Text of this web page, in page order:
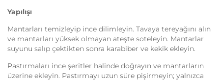
Yapılışı
Mantarları temizleyip ince dilimleyin. Tavaya tereyağını alın
ve mantarları yüksek olmayan ateşte soteleyin. Mantarlar
suyunu salıp çektikten sonra karabiber ve kekik ekleyin.
Pastırmaları ince şeritler halinde doğrayın ve mantarların
üzerine ekleyin. Pastırmayı uzun süre pişirmeyin; yalnızca